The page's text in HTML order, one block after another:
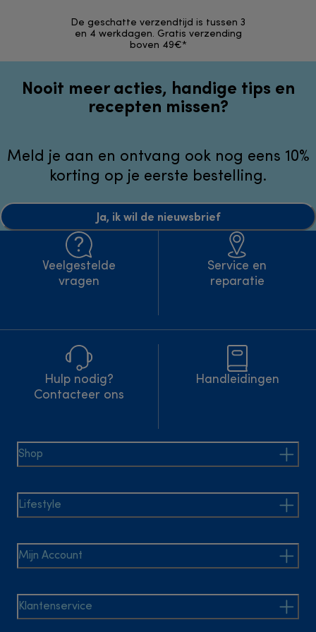
De geschatte verzendtijd is tussen 3
en 4 werkdagen. Gratis verzending
boven 49€*
Nooit meer acties, handige tips en
recepten missen?
Meld je aan en ontvang ook nog eens 10%
korting op je eerste bestelling.
Ja, ik wil de nieuwsbrief
Veelgestelde
vragen
Service en
reparatie
Hulp nodig?
Contacteer ons
Handleidingen
Shop
Lifestyle
Mijn Account
Klantenservice